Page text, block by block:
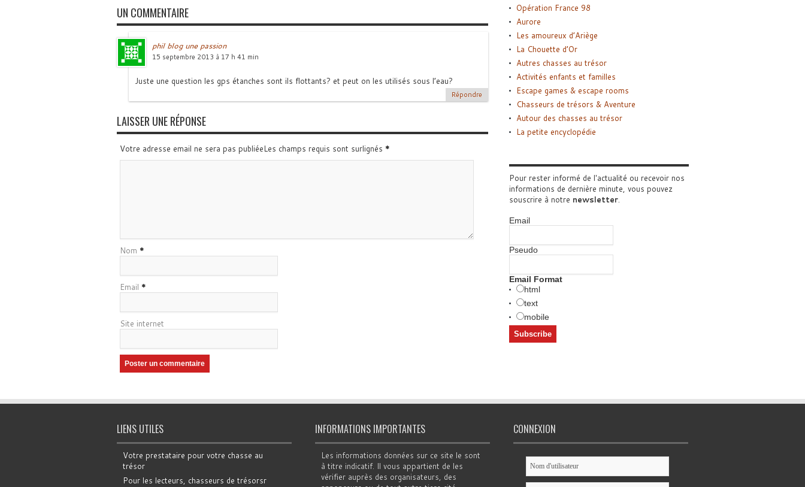
UN COMMENTAIRE
phil blog une passion
15 septembre 2013 à 17 h 41 min
Juste une question les gps étanches sont ils flottants? et peut on les utilisés sous l’eau?
Répondre
LAISSER UNE RÉPONSE
Votre adresse email ne sera pas publiéeLes champs requis sont surlignés *
Nom *
Email *
Site internet
Opération France 98
Aurore
Les amoureux d’Ariège
La Chouette d’Or
Autres chasses au trésor
Activités enfants et familles
Escape games & escape rooms
Chasseurs de trésors & Aventure
Autour des chasses au trésor
La petite encyclopédie
Pour rester informé de l'actualité ou recevoir nos
informations de dernière minute, vous pouvez
souscrire à notre newsletter.
Email
Pseudo
Email Format
html
text
mobile
LIENS UTILES
Votre prestataire pour votre chasse au
trésor
Pour les lecteurs, chasseurs de trésorsr
INFORMATIONS IMPORTANTES
Les informations données sur ce site le sont
à titre indicatif. Il vous appartient de les
vérifier auprès des organisateurs, des
CONNEXION